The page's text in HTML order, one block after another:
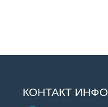
КОНТАКТ ИНФО